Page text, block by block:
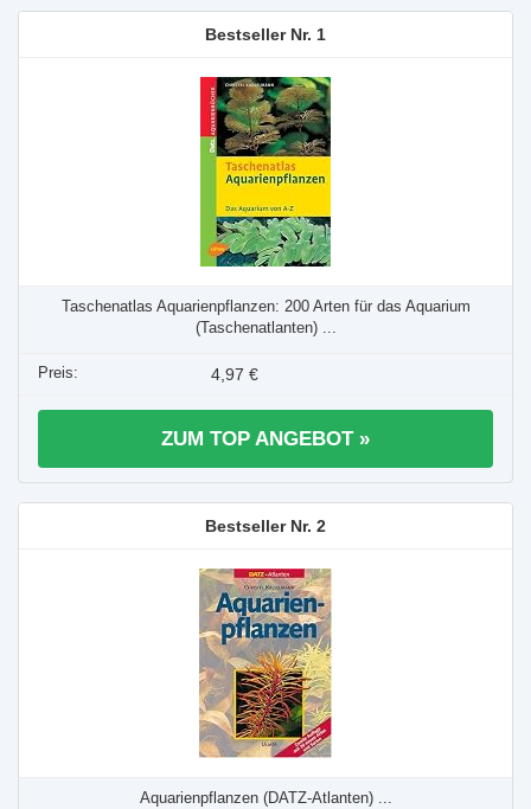
1
Taschenatlas Aquarienpflanzen: 200 Arten für das Aquarium
(Taschenatlanten) ...
4,97 €
ZUM TOP ANGEBOT »
2
Aquarienpflanzen (DATZ-Atlanten) ...